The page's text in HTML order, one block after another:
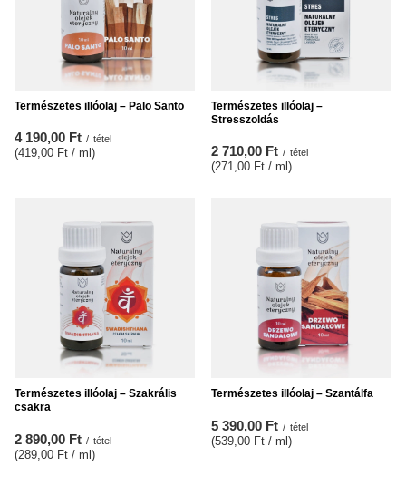
Természetes illóolaj – Palo Santo
4 190,00 Ft / tétel
(419,00 Ft / ml )
Természetes illóolaj –
Stresszoldás
2 710,00 Ft / tétel
(271,00 Ft / ml )
Természetes illóolaj – Szakrális
csakra
2 890,00 Ft / tétel
(289,00 Ft / ml)
Természetes illóolaj – Szantálfa
5 390,00 Ft / tétel
(539,00 Ft / ml)